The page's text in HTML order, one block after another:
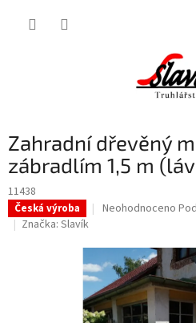
Zahradní dřevěný
zábradlím 1,5 m
11438
Česká výroba
Průměrné
je
0,0
z
5
hvězdiček.
Neohodnoceno
Značka: Slavík